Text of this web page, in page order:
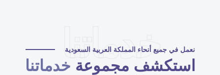
خدماتنا
نعمل في جميع أنحاء المملكة العربية السعودية
استكشف مجموعةخدماتنا